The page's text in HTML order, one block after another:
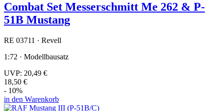
Combat Set Messerschmitt Me 262 & P-
51B Mustang
RE 03711 · Revell
1:72 · Modellbausatz
UVP: 20,49 €
18,50 €
- 10%
in den Warenkorb